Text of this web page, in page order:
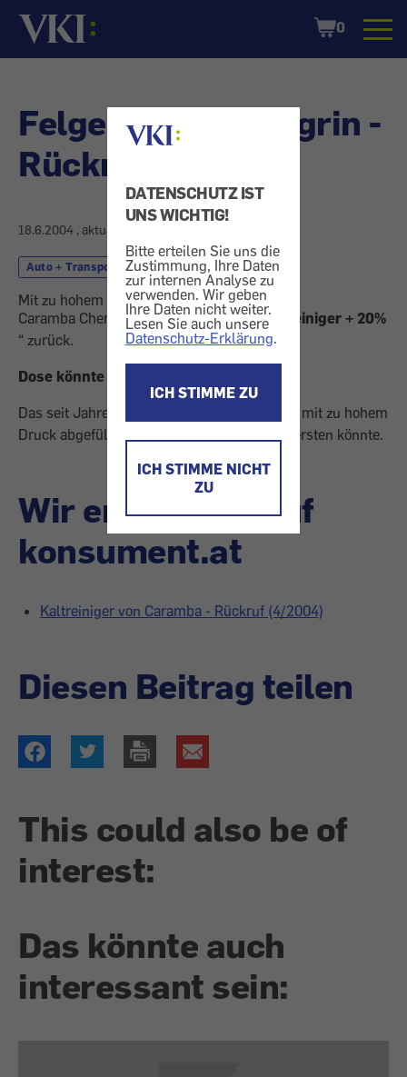
DATENSCHUTZ IST
UNS WICHTIG!
Bitte erteilen Sie uns die
Zustimmung, Ihre Daten
zur internen Analyse zu
verwenden. Wir geben
Ihre Daten nicht weiter.
Lesen Sie auch unsere
Datenschutz-Erklärung.
ICH STIMME ZU
ICH STIMME NICHT
ZU
Startseite
Shopping
Cart
0
Felgenreiniger Nigrin -
Rückruf
18.6.2004 , aktualisiert am
Auto + Transport Autozubehör
Mit zu hohem Druck abgefüllt.
Caramba Chemie ruft den „Nigrin Felgenreiniger + 20%
“ zurück.
Dose könnte bersten
Das seit Jahresbeginn verkaufte Produkt sei mit zu hohem
Druck abgefüllt worden, so dass die Dose bersten könnte.
Wir empfehlen auf
konsument.at
Kaltreiniger von Caramba - Rückruf (4/2004)
Diesen Beitrag teilen
This could also be of
interest:
Das könnte auch
interessant sein: